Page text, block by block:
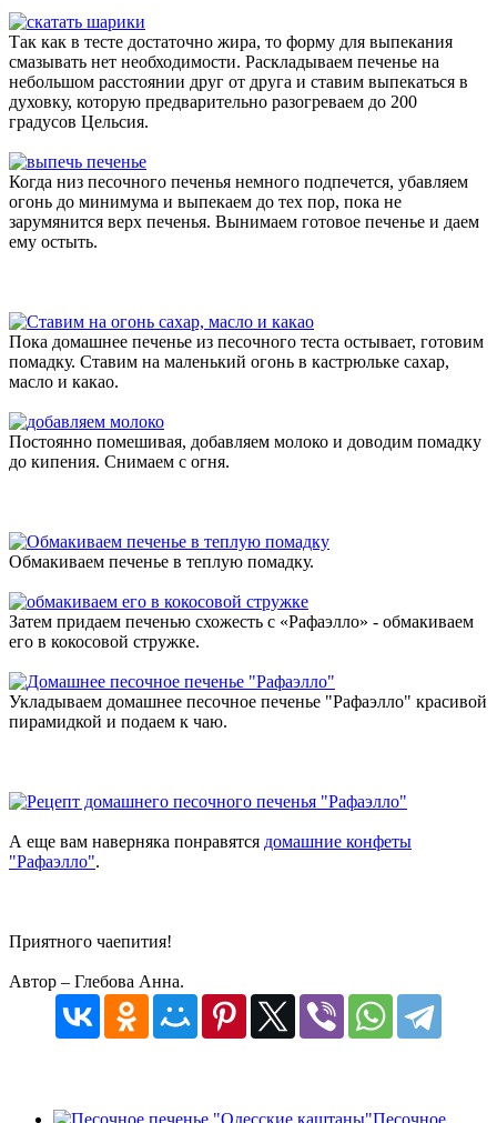
Так как в тесте достаточно жира, то форму для выпекания
смазывать нет необходимости. Раскладываем печенье на
небольшом расстоянии друг от друга и ставим выпекаться в
духовку, которую предварительно разогреваем до 200
градусов Цельсия.
Когда низ песочного печенья немного подпечется, убавляем
огонь до минимума и выпекаем до тех пор, пока не
зарумянится верх печенья. Вынимаем готовое печенье и даем
ему остыть.
Пока домашнее печенье из песочного теста остывает, готовим
помадку. Ставим на маленький огонь в кастрюльке сахар,
масло и какао.
Постоянно помешивая, добавляем молоко и доводим помадку
до кипения. Снимаем с огня.
Обмакиваем печенье в теплую помадку.
Затем придаем печенью схожесть с «Рафаэлло» - обмакиваем
его в кокосовой стружке.
Укладываем домашнее песочное печенье "Рафаэлло" красивой
пирамидкой и подаем к чаю.
А еще вам наверняка понравятся домашние конфеты
"Рафаэлло".
Приятного чаепития!
Автор – Глебова Анна.